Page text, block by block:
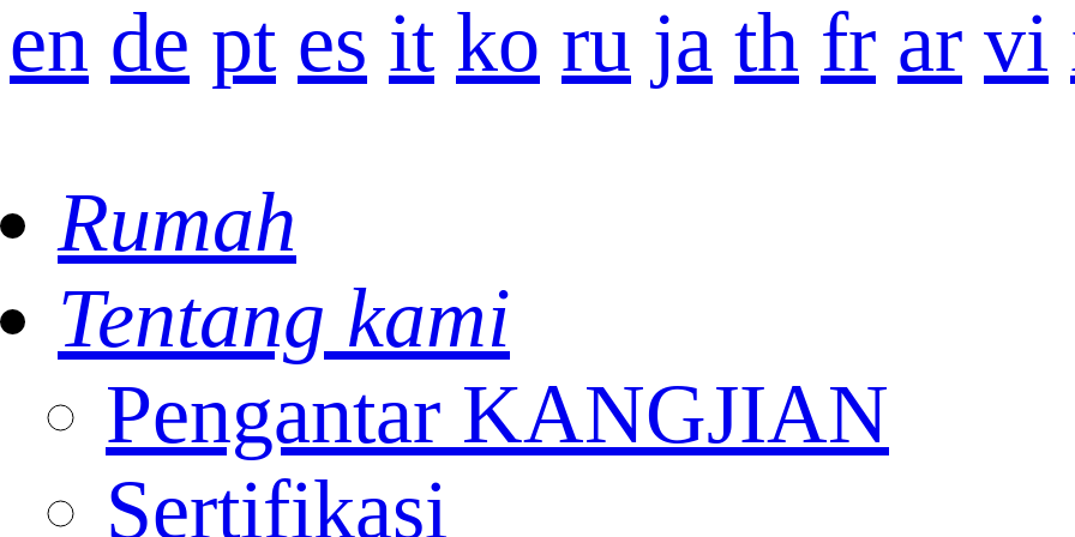
en de pt es it ko ru ja th fr ar vi
Rumah
Tentang kami
Pengantar KANGJIAN
Sertifikasi